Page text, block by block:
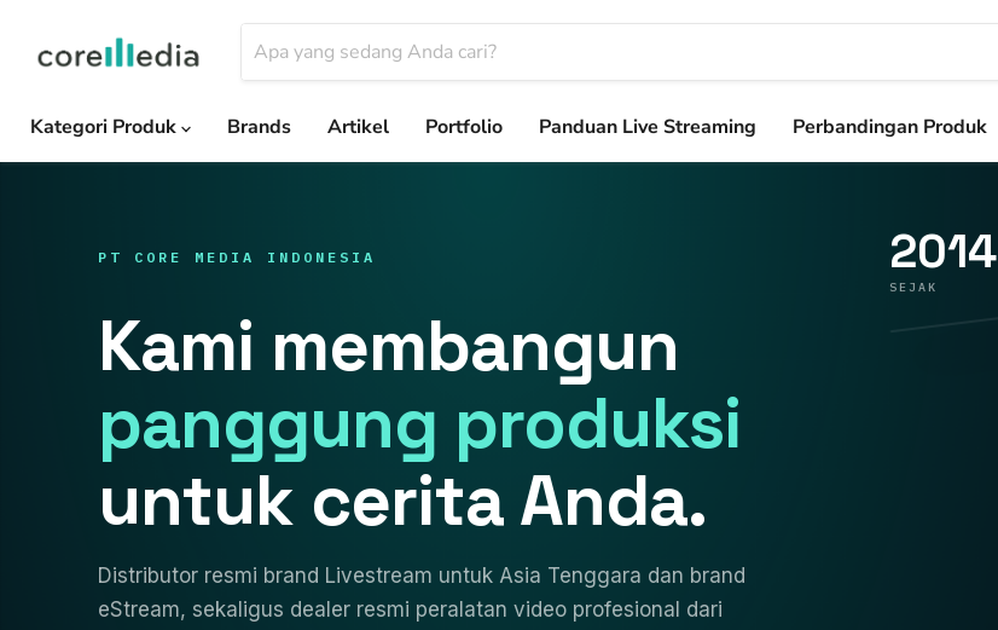
Kategori Produk
Brands Artikel Portfolio Panduan Live Streaming Perbandingan Produk
PT CORE MEDIA INDONESIA
Kami membangun
panggung produksi
untuk cerita Anda.
Distributor resmi brand Livestream untuk Asia Tenggara dan brand
eStream, sekaligus dealer resmi peralatan video profesional dari
2014
SEJAK